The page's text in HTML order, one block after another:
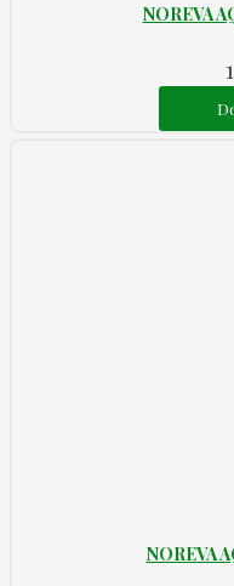
NOREVA
NOREVA